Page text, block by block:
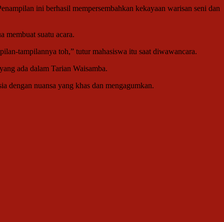
ini berhasil mempersembahkan kekayaan warisan seni dan
membuat suatu acara.
tampilannya toh,” tutur mahasiswa itu saat diwawancara.
ada dalam Tarian Waisamba.
dengan nuansa yang khas dan mengagumkan.